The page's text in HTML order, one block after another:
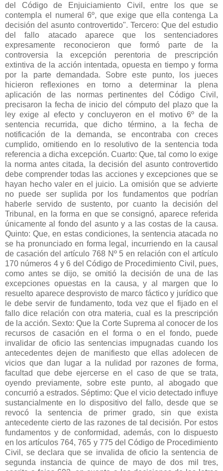
del Código de Enjuiciamiento Civil, entre los que se
contempla el numeral 6º, que exige que ella contenga La
decisión del asunto controvertido". Tercero: Que del estudio
del fallo atacado aparece que los sentenciadores
expresamente reconocieron que formó parte de la
controversia la excepción perentoria de prescripción
extintiva de la acción intentada, opuesta en tiempo y forma
por la parte demandada. Sobre este punto, los jueces
hicieron reflexiones en torno a determinar la plena
aplicación de las normas pertinentes del Código Civil,
precisaron la fecha de inicio del cómputo del plazo que la
ley exige al efecto y concluyeron en el motivo 6º de la
sentencia recurrida, que dicho término, a la fecha de
notificación de la demanda, se encontraba con creces
cumplido, omitiendo en lo resolutivo de la sentencia toda
referencia a dicha excepción. Cuarto: Que, tal como lo exige
la norma antes citada, la decisión del asunto controvertido
debe comprender todas las acciones y excepciones que se
hayan hecho valer en el juicio. La omisión que se advierte
no puede ser suplida por los fundamentos que podrían
haberle servido de sustento, por cuanto la decisión del
Tribunal, en la forma en que se consignó, aparece referida
únicamente al fondo del asunto y a las costas de la causa.
Quinto: Que, en estas condiciones, la sentencia atacada no
se ha pronunciado en forma legal, incurriendo en la causal
de casación del artículo 768 Nº 5 en relación con el artículo
170 números 4 y 6 del Código de Procedimiento Civil, pues,
como antes se dijo, se omitió la decisión de una de las
excepciones opuestas en la causa, y al margen que lo
resuelto aparece desprovisto de marco fáctico y jurídico que
le debe servir de fundamento, toda vez que el fijado en el
fallo dice relación con otra materia, cual es la prescripción
de la acción. Sexto: Que la Corte Suprema al conocer de los
recursos de casación en el forma o en el fondo, puede
invalidar de oficio las sentencias impugnadas cuando los
antecedentes dejen de manifiesto que ellas adolecen de
vicios que dan lugar a la nulidad por razones de forma,
facultad que debe ejercerse en el caso de que se trata,
oyendo previamente, sobre este punto, al abogado que
concurrió a estrados. Séptimo: Que el vicio detectado influye
sustancialmente en lo dispositivo del fallo, desde que se
revocó la sentencia de primer grado, sin que exista
antecedente cierto de las razones de tal decisión. Por estos
fundamentos y de conformidad, además, con lo dispuesto
en los artículos 764, 765 y 775 del Código de Procedimiento
Civil, se declara que se invalida de oficio la sentencia de
segunda instancia de quince de mayo de dos mil tres,